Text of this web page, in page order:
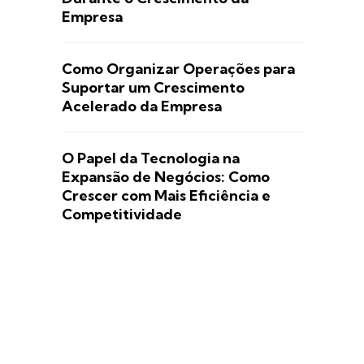
Empresa
Como Organizar Operações para
Suportar um Crescimento
Acelerado da Empresa
O Papel da Tecnologia na
Expansão de Negócios: Como
Crescer com Mais Eficiência e
Competitividade